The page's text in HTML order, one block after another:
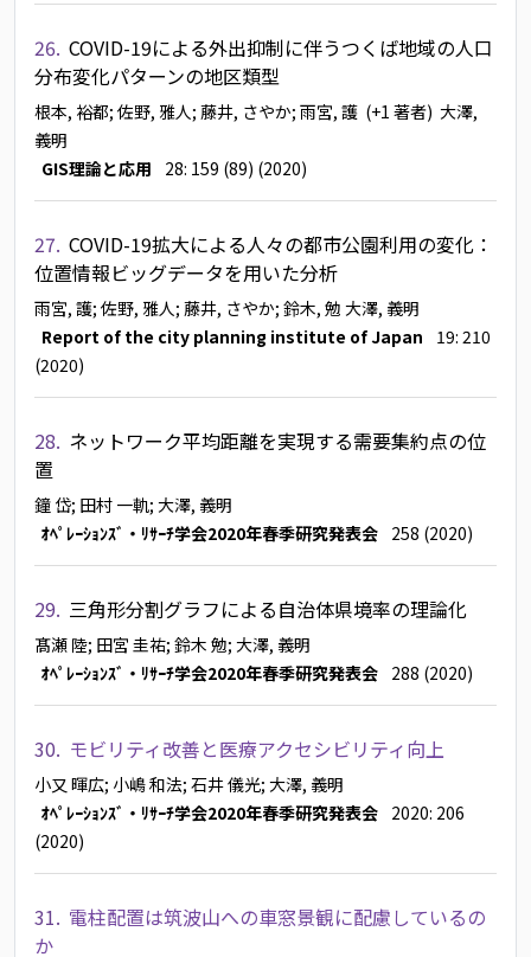
26. COVID-19による外出抑制に伴うつくば地域の人口
分布変化パターンの地区類型
根本, 裕都; 佐野, 雅人; 藤井, さやか; 雨宮, 護 (+1 著者) 大澤,
義明
GIS理論と応用
28: 159 (89) (2020)
27. COVID-19拡大による人々の都市公園利用の変化：
位置情報ビッグデータを用いた分析
雨宮, 護; 佐野, 雅人; 藤井, さやか; 鈴木, 勉 大澤, 義明
Report of the city planning institute of Japan
19: 210
(2020)
28. ネットワーク平均距離を実現する需要集約点の位
置
鐘 岱; 田村 一軌; 大澤, 義明
ｵﾍﾟﾚｰｼｮﾝｽﾞ・ﾘｻｰﾁ学会2020年春季研究発表会 258 (2020)
29. 三角形分割グラフによる自治体県境率の理論化
髙瀬 陸; 田宮 圭祐; 鈴木 勉; 大澤, 義明
ｵﾍﾟﾚｰｼｮﾝｽﾞ・ﾘｻｰﾁ学会2020年春季研究発表会 288 (2020)
30. モビリティ改善と医療アクセシビリティ向上
小又 暉広; 小嶋 和法; 石井 儀光; 大澤, 義明
ｵﾍﾟﾚｰｼｮﾝｽﾞ・ﾘｻｰﾁ学会2020年春季研究発表会 2020: 206
(2020)
31. 電柱配置は筑波山への車窓景観に配慮しているの
か